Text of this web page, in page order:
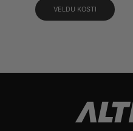
VELDU KOSTI